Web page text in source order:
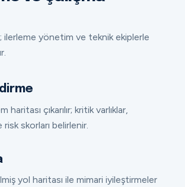
ilerleme yönetim ve teknik ekiplerle
çıkarılır; kritik varlıklar,
risk skorları belirlenir.
yol haritası ile mimari iyileştirmeler